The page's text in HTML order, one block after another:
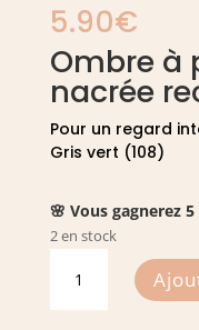
5.90€
Ombre à
nacrée
Pour un regard
Gris vert (108)
🌸 Vous gagnerez
2 en stock
Fards